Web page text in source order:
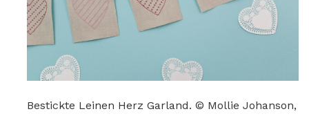
Bestickte Leinen Herz Garland. © Mollie Johanson,